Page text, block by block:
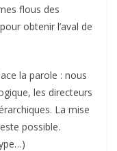
flous des
obtenir l’aval de
la parole : nous
les directeurs
La mise
possible.